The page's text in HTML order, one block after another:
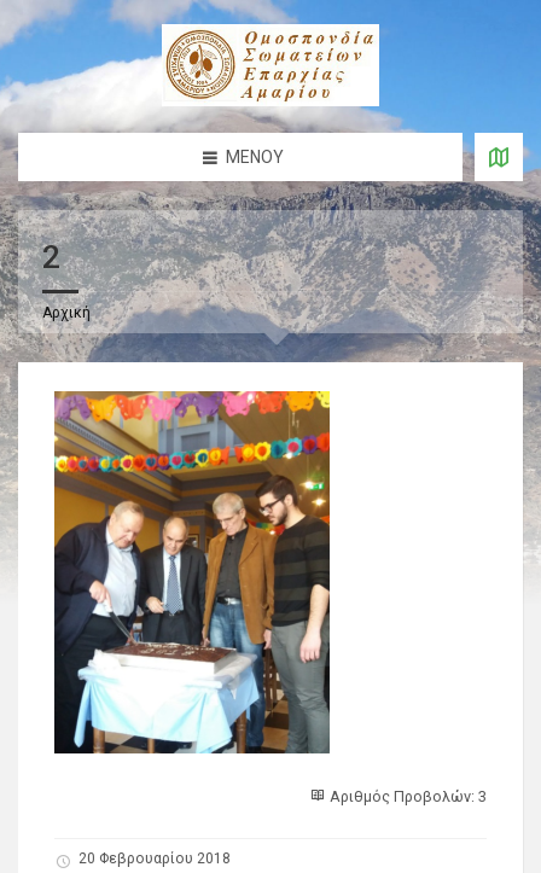
ΜΕΝΟΎ
2
Αρχική
Αριθμός Προβολών: 3
20 Φεβρουαρίου 2018